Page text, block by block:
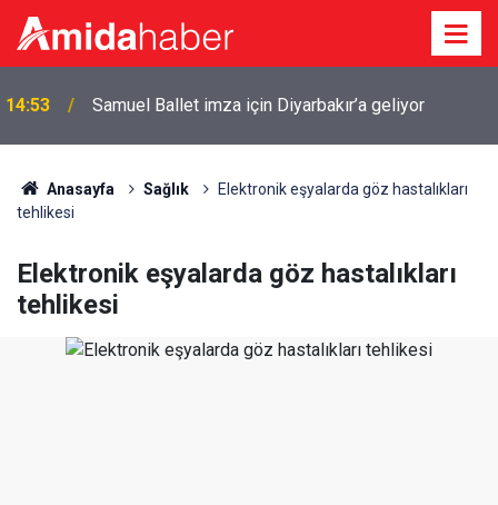
14:53 Samuel Ballet imza için Diyarbakır’a geliyor
Anasayfa Sağlık
Elektronik eşyalarda göz hastalıkları
tehlikesi
Elektronik eşyalarda göz hastalıkları
tehlikesi